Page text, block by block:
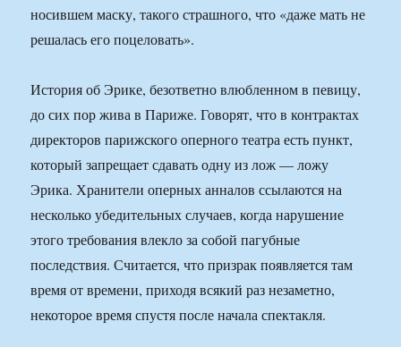
носившем маску, такого страшного, что «даже мать не
решалась его поцеловать».
История об Эрике, безответно влюбленном в певицу,
до сих пор жива в Париже. Говорят, что в контрактах
директоров парижского оперного театра есть пункт,
который запрещает сдавать одну из лож — ложу
Эрика. Хранители оперных анналов ссылаются на
несколько убедительных случаев, когда нарушение
этого требования влекло за собой пагубные
последствия. Считается, что призрак появляется там
время от времени, приходя всякий раз незаметно,
некоторое время спустя после начала спектакля.